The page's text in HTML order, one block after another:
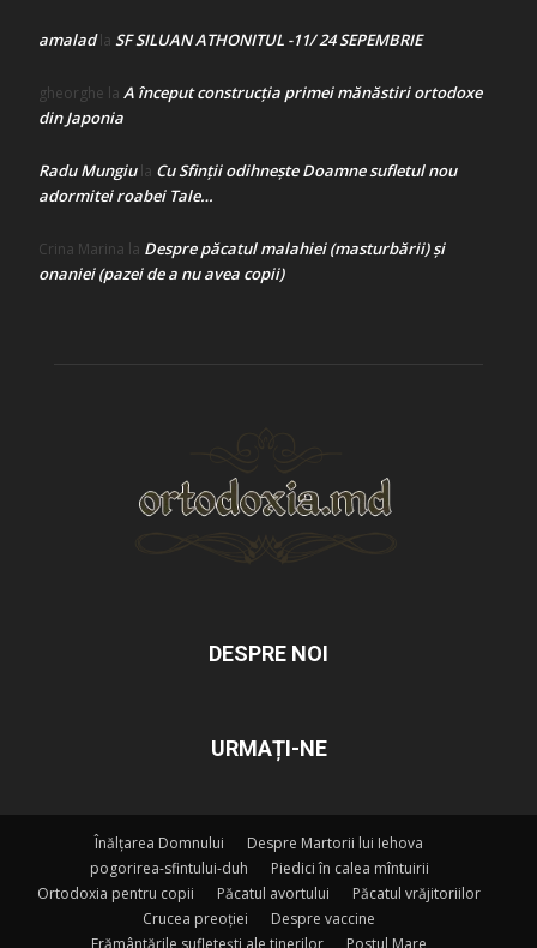
amaladla SF SILUAN ATHONITUL -11/ 24 SEPEMBRIE
gheorghe la A început construcţia primei mănăstiri ortodoxe
din Japonia
Radu Mungiula Cu Sfinții odihnește Doamne sufletul nou
adormitei roabei Tale…
Crina Marina la Despre păcatul malahiei (masturbării) şi
onaniei (pazei de a nu avea copii)
DESPRE NOI
URMAȚI-NE
Înălțarea Domnului
Despre Martorii lui Iehova
pogorirea-sfintului-duh
Piedici în calea mîntuirii
Ortodoxia pentru copii
Păcatul avortului
Păcatul vrăjitoriilor
Crucea preoției
Despre vaccine